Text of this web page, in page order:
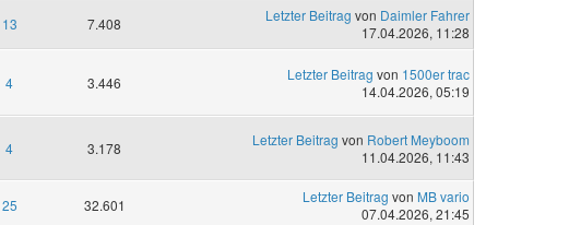
13 7.408 Letzter Beitrag von Daimler Fahrer
17.04.2026, 11:28
4 3.446 Letzter Beitrag von 1500er trac
14.04.2026, 05:19
4 3.178 Letzter Beitrag von Robert Meyboom
11.04.2026, 11:43
25 32.601 Letzter Beitrag von MB vario
07.04.2026, 21:45